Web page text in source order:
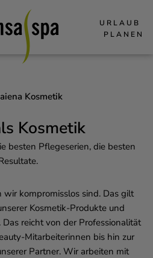
URLAUB
PLANEN
Kosmetik
Kosmetik
besten Pflegeserien, die besten
wir kompromisslos sind. Das gilt
Kosmetik-Produkte und
reicht von der Professionalität
Mitarbeiterinnen bis hin zur
Partner. Wir arbeiten mit